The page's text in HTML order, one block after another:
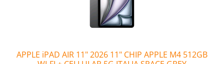
APPLE iPAD AIR 11" 2026 11" CHIP APPLE M4 512GB